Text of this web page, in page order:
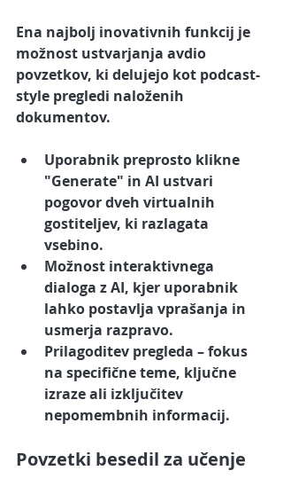
Ena najbolj inovativnih funkcij je
možnost ustvarjanja avdio
povzetkov, ki delujejo kot podcast-
style pregledi naloženih
dokumentov.
Uporabnik preprosto klikne
"Generate" in AI ustvari
pogovor dveh virtualnih
gostiteljev, ki razlagata
vsebino.
Možnost interaktivnega
dialoga z AI, kjer uporabnik
lahko postavlja vprašanja in
usmerja razpravo.
Prilagoditev pregleda – fokus
na specifične teme, ključne
izraze ali izključitev
nepomembnih informacij.
Povzetki besedil za učenje